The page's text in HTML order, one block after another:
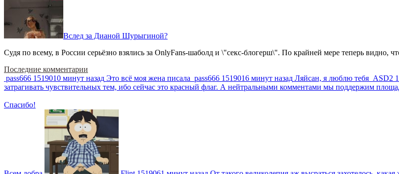
Вслед за Дианой Шурыгиной?
Судя по всему, в России серьёзно взялись за OnlyFans-шаболд и \"секс-блогерш\". По крайней мере теперь видно,
Последние комментарии
pass666 1519010 минут назад Это всё моя жена писала pass666 1519016 минут назад Ляйсан, я люблю тебя ASD2
затрагивать чувствительных тем, ибо сейчас это красный флаг. А нейтральными комментами мы поддержим
Спасибо!